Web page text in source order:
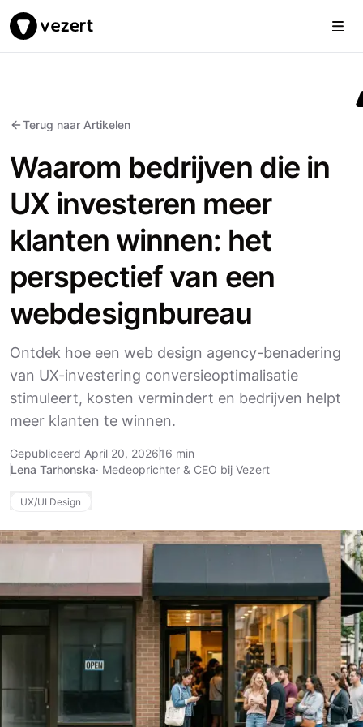
Vezert
Terug naar Artikelen
Waarom bedrijven die in
UX investeren meer
klanten winnen: het
perspectief van een
webdesignbureau
Ontdek hoe een web design agency-benadering
van UX-investering conversieoptimalisatie
stimuleert, kosten vermindert en bedrijven helpt
meer klanten te winnen.
Gepubliceerd April 20, 202616 min
Lena Tarhonska· Medeoprichter & CEO bij Vezert
UX/UI Design